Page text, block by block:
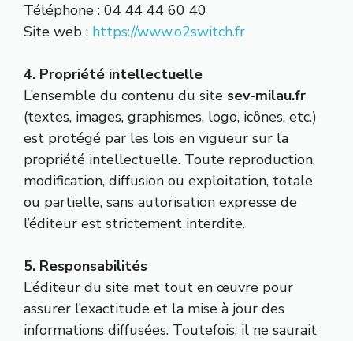
Téléphone : 04 44 44 60 40
Site web : https://www.o2switch.fr
4. Propriété intellectuelle
L’ensemble du contenu du site sev-milau.fr
(textes, images, graphismes, logo, icônes, etc.)
est protégé par les lois en vigueur sur la
propriété intellectuelle. Toute reproduction,
modification, diffusion ou exploitation, totale
ou partielle, sans autorisation expresse de
l’éditeur est strictement interdite.
5. Responsabilités
L’éditeur du site met tout en œuvre pour
assurer l’exactitude et la mise à jour des
informations diffusées. Toutefois, il ne saurait